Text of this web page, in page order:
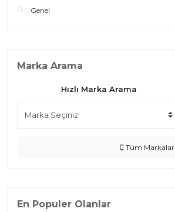
Genel
Marka Arama
Hızlı Marka Arama
Tüm Markalar
En Populer Olanlar